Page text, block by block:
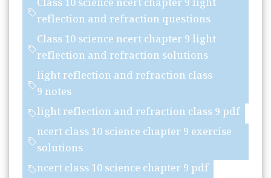
Class 10 science ncert chapter 9 light
reflection and refraction questions
Class 10 science ncert chapter 9 light
reflection and refraction solutions
light reflection and refraction class
9 notes
light reflection and refraction class 9 pdf
ncert class 10 science chapter 9 exercise
solutions
ncert class 10 science chapter 9 pdf